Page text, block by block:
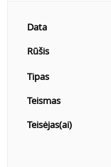
Data
Rūšis
Tipas
Teismas
Teisėjas(ai)